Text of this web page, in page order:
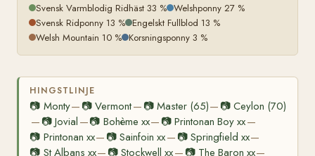
Svensk Varmblodig Ridhäst 33 % Welshponny 27 %
Svensk Ridponny 13 % Engelskt Fullblod 13 %
Welsh Mountain 10 % Korsningsponny 3 %
HINGSTLINJE
📷 Monty— 📷Vermont— 📷 Master (65)— 📷 Ceylon (70)
— 📷Jovial —📷 Bohème xx— 📷Printonan Boy xx—
📷 Printonan xx— 📷Sainfoin xx— 📷 Springfield xx—
📷 St Albans xx— 📷Stockwell xx— 📷 The Baron xx—